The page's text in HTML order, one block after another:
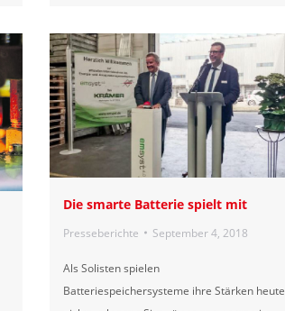
Die smarte Batterie spielt mit
Presseberichte September 4, 2018
Als Solisten spielen
Batteriespeichersysteme ihre Stärken heute